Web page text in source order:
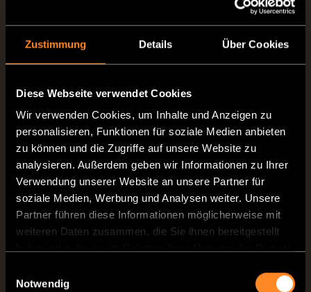
Zustimmung Details Über Cookies
Diese Webseite verwendet Cookies
Wir verwenden Cookies, um Inhalte und Anzeigen zu
personalisieren, Funktionen für soziale Medien anbieten
zu können und die Zugriffe auf unsere Website zu
analysieren. Außerdem geben wir Informationen zu Ihrer
Verwendung unserer Website an unsere Partner für
soziale Medien, Werbung und Analysen weiter. Unsere
Partner führen diese Informationen möglicherweise mit
weiteren Daten zusammen, die Sie ihnen bereitgestellt
Notwendig
Spalten zu sehen.
sehr hoch
Eignung für lange Reisen sehr gut